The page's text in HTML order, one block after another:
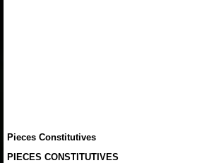
Pieces Constitutives
PIECES CONSTITUTIVES